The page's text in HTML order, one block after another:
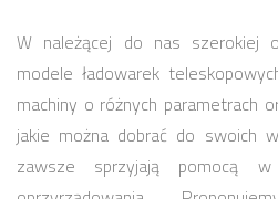
W należącej do nas szerokiej
modele ładowarek
machiny o różnych parametrach
jakie można dobrać do swoich
zawsze sprzyjają pomocą